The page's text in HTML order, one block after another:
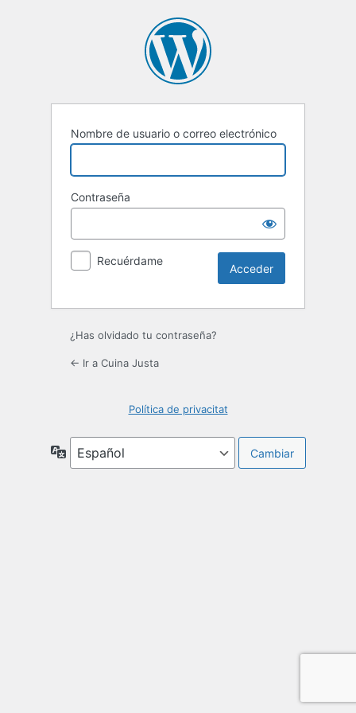
Nombre de usuario o correo electrónico
Contraseña
Recuérdame
¿Has olvidado tu contraseña?
← Ir a Cuina Justa
Política de privacitat
Idioma